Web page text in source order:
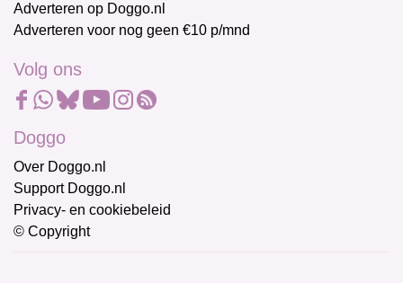
Adverteren op Doggo.nl
Adverteren voor nog geen €10 p/mnd
Volg ons
Doggo
Over Doggo.nl
Support Doggo.nl
Privacy- en cookiebeleid
© Copyright